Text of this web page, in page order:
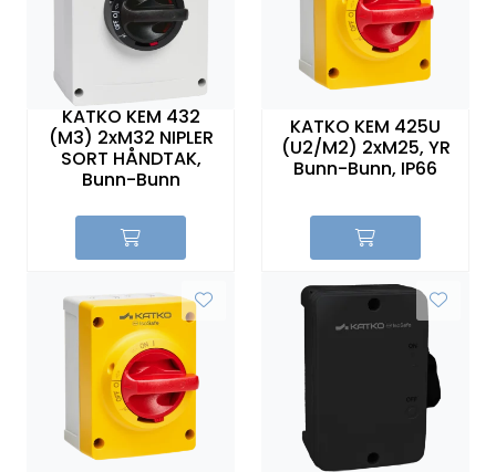
KATKO KEM 432
(M3) 2xM32 NIPLER
SORT HÅNDTAK,
Bunn-Bunn
KATKO KEM 425U
(U2/M2) 2xM25, YR
Bunn-Bunn, IP66